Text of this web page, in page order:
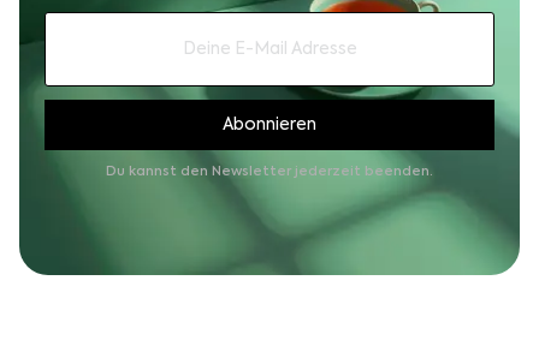
Du kannst den Newsletter jederzeit beenden.